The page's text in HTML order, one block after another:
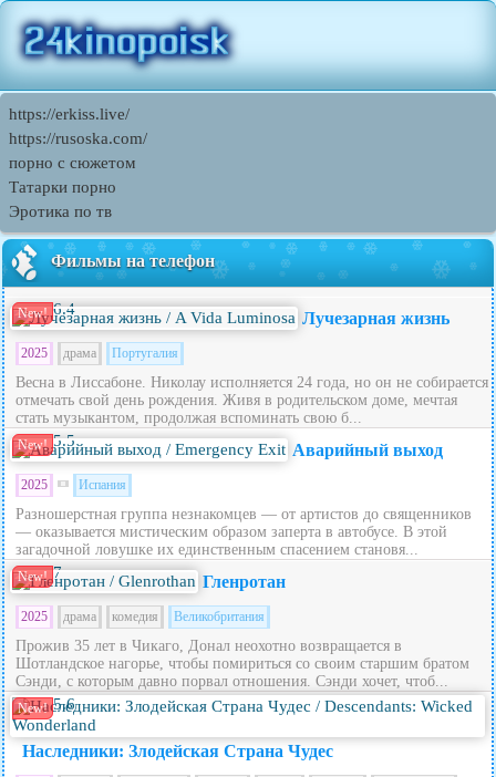
https://erkiss.live/
https://rusoska.com/
порно с сюжетом
Татарки порно
Эротика по тв
Фильмы на телефон
New! 6.4 Лучезарная жизнь
2025 драма Португалия
Весна в Лиссабоне. Николау исполняется 24 года, но он не собирается
отмечать свой день рождения. Живя в родительском доме, мечтая
стать музыкантом, продолжая вспоминать свою б...
New! 5.5 Аварийный выход
2025 Испания
Разношерстная группа незнакомцев — от артистов до священников
— оказывается мистическим образом заперта в автобусе. В этой
загадочной ловушке их единственным спасением становя...
New! 7 Гленротан
2025 драма комедия Великобритания
Прожив 35 лет в Чикаго, Донал неохотно возвращается в
Шотландское нагорье, чтобы помириться со своим старшим братом
Сэнди, с которым давно порвал отношения. Сэнди хочет, чтоб...
New! 5.6
Наследники: Злодейская Страна Чудес